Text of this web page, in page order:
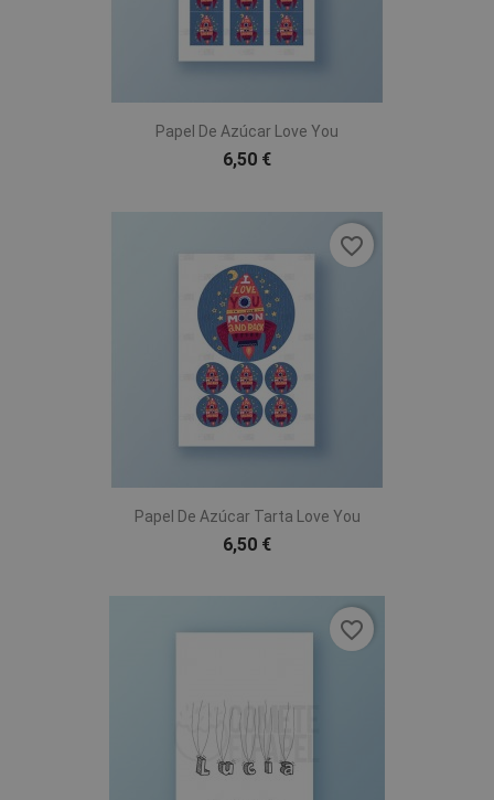
Papel De Azúcar Love You
6,50 €
Papel De Azúcar Tarta Love You
6,50 €
favorite_border
favorite_border